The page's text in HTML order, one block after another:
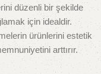
düzenli bir şekilde
için idealdir.
ürünlerini estetik
arttırır.